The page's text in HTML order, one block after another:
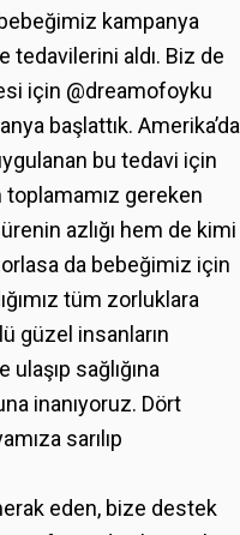
kampanya
tedavilerini aldı. Biz de
için @dreamofoyku
başlattık. Amerika’da
bu tedavi için
gereken
azlığı hem de kimi
da bebeğimiz için
tüm zorluklara
güzel insanların
sağlığına
inanıyoruz. Dört
sarılıp
eden, bize destek